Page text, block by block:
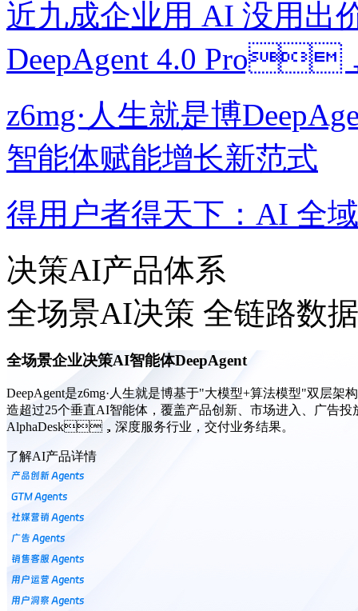
近九成企业用 AI 没用出价
DeepAgent 4.0 Pro
z6mg·人生就是博
智能体赋能增长新范式
得用户者得天下：AI
决策AI产品体系
全场景AI决策 全链路数
全场景企业决策AI智能体DeepAgent
DeepAgent是z6mg·人生就是博基于"大模型+算法模型"双层
造超过25个垂直AI智能体，覆盖产品创新、市场进入、广告
AlphaDesk，深度服务行业，交付业务结果。
了解AI产品详情